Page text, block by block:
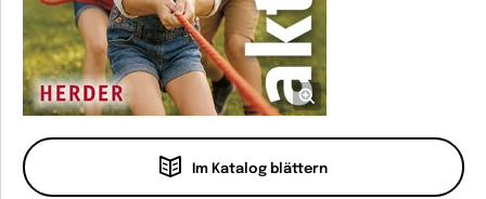
Im Katalog blättern